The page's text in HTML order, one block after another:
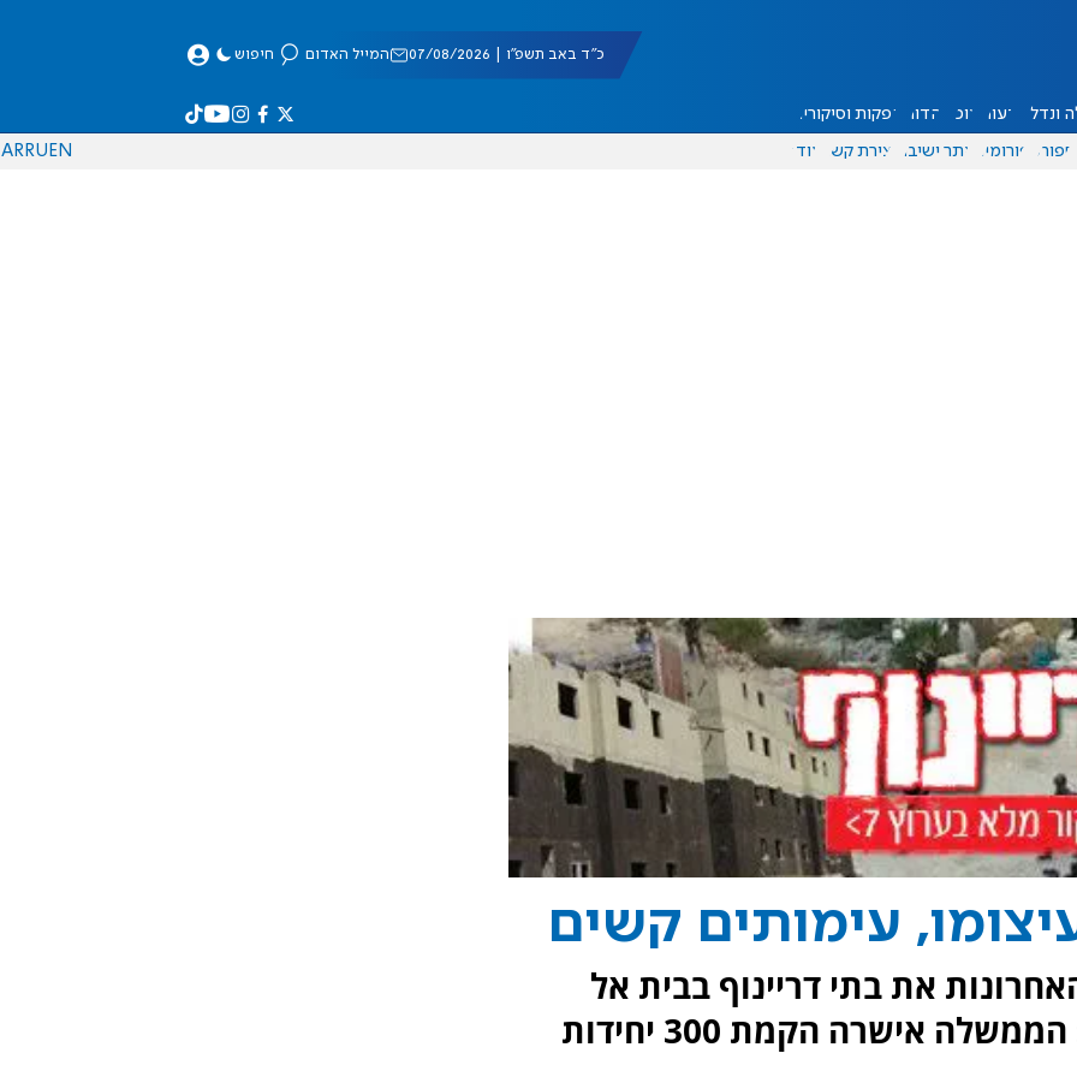
כ"ד באב תשפ"ו | 07/08/2026 המייל האדום חיפוש
ונדל"ן דעות אוכל יהדות הפקות וסיקורים
ספורט פורומים אתר ישיבה יצירת קשר עוד EN
RU
AR
עימותים קשים
את בתי דריינוף בבית אל
בעקבות החלטת בג"ץ. במקביל: הממשלה אישרה הקמת 300 יחידות